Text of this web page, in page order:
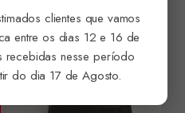
clientes que vamos
entre os dias 12 e 16 de
recebidas nesse período
do dia 17 de Agosto.